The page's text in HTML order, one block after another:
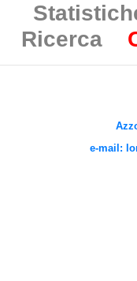
Ricerca
e-mail: